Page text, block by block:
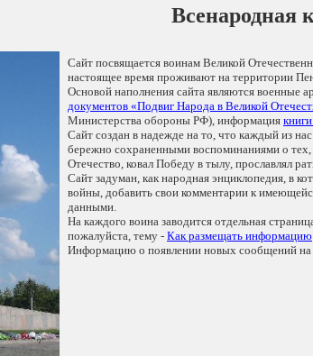
Всенародная
Сайт посвящается воинам Великой
настоящее время проживают на территории
Основой наполнения сайта являются военные
документов «Подвиг Народа в Великой
Министерства обороны РФ), информация
Сайт создан в надежде на то, что каждый из
бережно сохраненными воспоминаниями о
Отечество, ковал Победу в тылу, прославлял
Сайт задуман, как народная энциклопедия, в
войны, добавить свои комментарии к
данными.
На каждого воина заводится отдельная
пожалуйста, тему - Как размещать информацию
Информацию о появлении новых сообщений на